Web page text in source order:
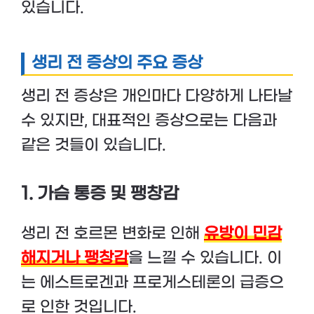
있습니다.
생리 전 증상의 주요 증상
생리 전 증상은 개인마다 다양하게 나타날
수 있지만, 대표적인 증상으로는 다음과
같은 것들이 있습니다.
1. 가슴 통증 및 팽창감
생리 전 호르몬 변화로 인해 유방이 민감
해지거나 팽창감을 느낄 수 있습니다. 이
는 에스트로겐과 프로게스테론의 급증으
로 인한 것입니다.